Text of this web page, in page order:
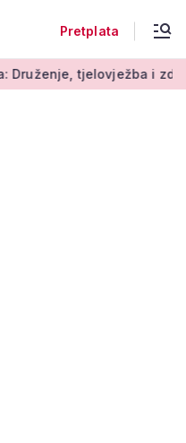
Pretplata
tjelovježba i zdrava